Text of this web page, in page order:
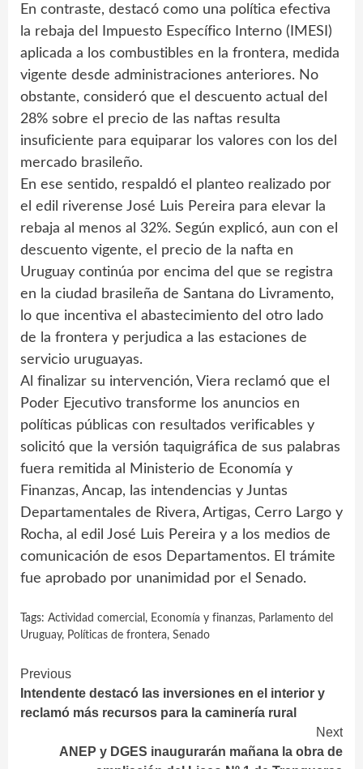
En contraste, destacó como una política efectiva
la rebaja del Impuesto Específico Interno (IMESI)
aplicada a los combustibles en la frontera, medida
vigente desde administraciones anteriores. No
obstante, consideró que el descuento actual del
28% sobre el precio de las naftas resulta
insuficiente para equiparar los valores con los del
mercado brasileño.
En ese sentido, respaldó el planteo realizado por
el edil riverense José Luis Pereira para elevar la
rebaja al menos al 32%. Según explicó, aun con el
descuento vigente, el precio de la nafta en
Uruguay continúa por encima del que se registra
en la ciudad brasileña de Santana do Livramento,
lo que incentiva el abastecimiento del otro lado
de la frontera y perjudica a las estaciones de
servicio uruguayas.
Al finalizar su intervención, Viera reclamó que el
Poder Ejecutivo transforme los anuncios en
políticas públicas con resultados verificables y
solicitó que la versión taquigráfica de sus palabras
fuera remitida al Ministerio de Economía y
Finanzas, Ancap, las intendencias y Juntas
Departamentales de Rivera, Artigas, Cerro Largo y
Rocha, al edil José Luis Pereira y a los medios de
comunicación de esos Departamentos. El trámite
fue aprobado por unanimidad por el Senado.
Tags: Actividad comercial , Economía y finanzas, Parlamento del
Uruguay, Políticas de frontera, Senado
Continue
Reading
Previous
Intendente destacó las inversiones en el interior y
reclamó más recursos para la caminería rural
Next
ANEP y DGES inaugurarán mañana la obra de